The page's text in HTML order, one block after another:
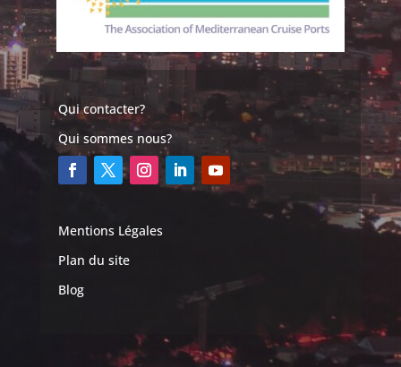
Qui contacter?
Qui sommes nous?
Mentions Légales
Plan du site
Blog